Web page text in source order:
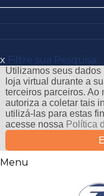
x Filtre sua Pesquisa:
Utilizamos seus
loja virtual durante a
terceiros parceiros. Ao
autoriza a coletar tais
utilizá-las para estas
acesse nossa Política
Menu